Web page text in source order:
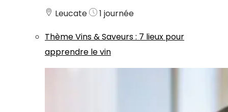
Leucate
1 journée
ThèmeVins & Saveurs: 7 lieux pour
apprendre le vin